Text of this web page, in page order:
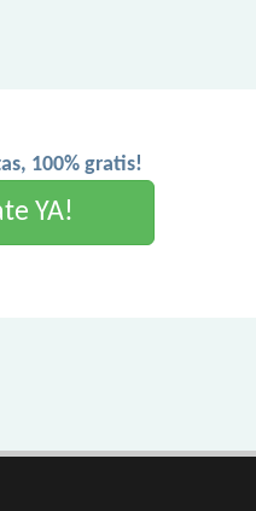
100% gratis!
YA!